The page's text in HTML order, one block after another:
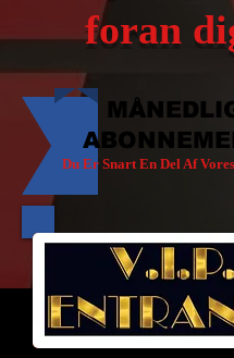
foran
Du Er Snart En Del Af